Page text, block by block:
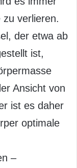
zu verlieren.
der etwa ab
ist,
Ansicht von
ist es daher
optimale
–